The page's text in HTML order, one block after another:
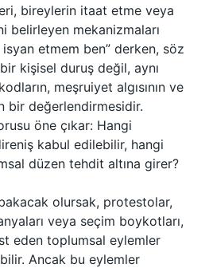
bireylerin itaat etme veya
belirleyen mekanizmaları
etmem ben” derken, söz
kişisel duruş değil, aynı
meşruiyet algısının ve
bir değerlendirmesidir.
öne çıkar: Hangi
kabul edilebilir, hangi
düzen tehdit altına girer?
olursak, protestolar,
veya seçim boykotları,
eden toplumsal eylemler
Ancak bu eylemler